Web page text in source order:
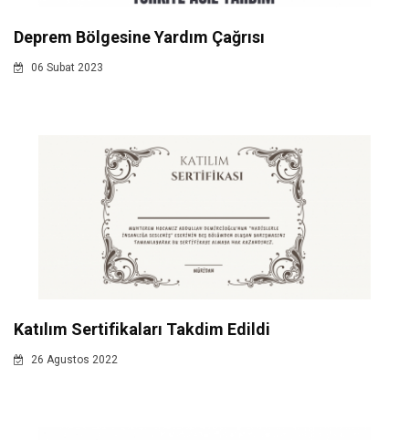
Deprem Bölgesine Yardım Çağrısı
06 Subat 2023
Katılım Sertifikaları Takdim Edildi
26 Agustos 2022